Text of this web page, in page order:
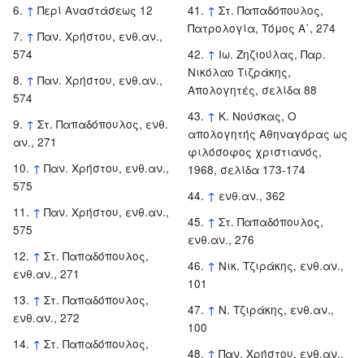
↑ Περί Αναστάσεως 12
↑ Παν. Χρήστου, ενθ.αν.,
574
↑ Παν. Χρήστου, ενθ.αν.,
574
↑ Στ. Παπαδόπουλος, ενθ.
αν., 271
↑ Παν. Χρήστου, ενθ.αν.,
575
↑ Παν. Χρήστου, ενθ.αν.,
575
↑ Στ. Παπαδόπουλος,
ενθ.αν., 271
↑ Στ. Παπαδόπουλος,
ενθ.αν., 272
↑ Στ. Παπαδόπουλος,
↑ Στ. Παπαδόπουλος,
Πατρολογία, Τόμος Α΄, 274
↑ Ιω. Ζηζιούλας, Παρ.
Νικόλαο Τιζράκης,
Απολογητές, σελίδα 88
↑ Κ. Νούσκας, Ο
απολογητής Αθηναγόρας ως
φιλόσοφος χριστιανός,
1968, σελίδα 173-174
↑ ενθ.αν., 362
↑ Στ. Παπαδόπουλος,
ενθ.αν., 276
↑ Νικ. Τζιράκης, ενθ.αν.,
101
↑ Ν. Τζιράκης, ενθ.αν.,
100
↑ Παν. Χρήστου, ενθ.αν.,